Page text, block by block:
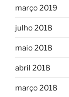
março 2019
julho 2018
maio 2018
abril 2018
março 2018